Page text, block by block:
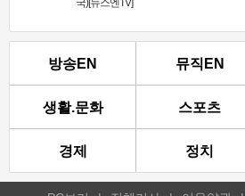
국)[뉴스엔TV]
방송EN 뮤직EN
생활.문화 스포츠
경제 정치